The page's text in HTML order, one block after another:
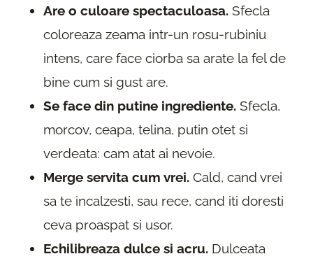
Are o culoare spectaculoasa. Sfecla
coloreaza zeama intr-un rosu-rubiniu
intens, care face ciorba sa arate la fel de
bine cum si gust are.
Se face din putine ingrediente. Sfecla,
morcov, ceapa, telina, putin otet si
verdeata: cam atat ai nevoie.
Merge servita cum vrei. Cald, cand vrei
sa te incalzesti, sau rece, cand iti doresti
ceva proaspat si usor.
Echilibreaza dulce si acru. Dulceata